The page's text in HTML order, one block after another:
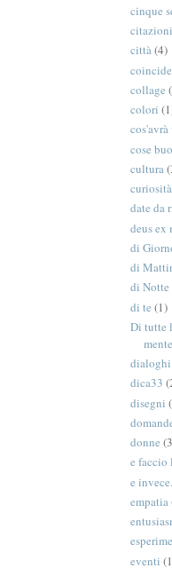
cinque
citazioni
città(4)
collage
colori
cose
cultura
curiosità
date da
deus ex
di
di
di Notte
di te (1)
Di tutte
dialoghi
dica33
disegni
donne
e faccio
e
empatia
eventi